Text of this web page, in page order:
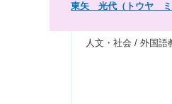
東矢 光代（トウヤ ミ
人文・社会 / 外国語